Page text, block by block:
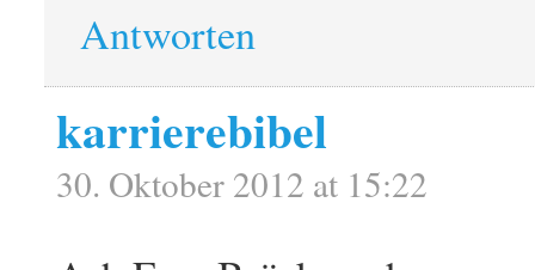
Antworten
karrierebibel
30. Oktober 2012 at 15:22